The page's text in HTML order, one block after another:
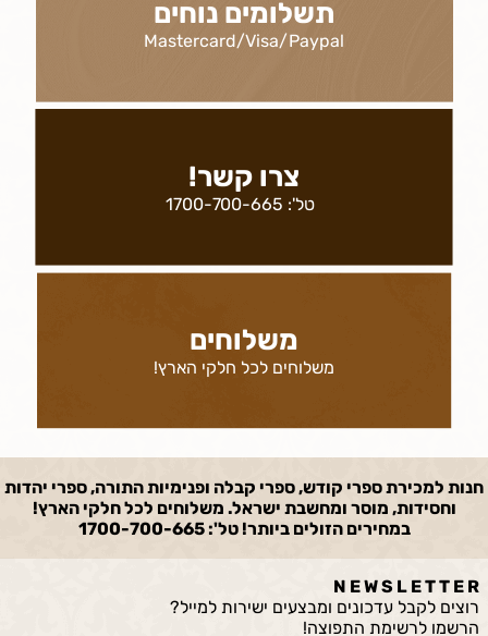
תשלומים נוחים
Mastercard/Visa/Paypal
צרו קשר!
טל': 1700-700-665
משלוחים
משלוחים לכל חלקי הארץ!
חנות למכירת ספרי קודש, ספרי קבלה ופנימיות התורה, ספרי יהדות
וחסידות, מוסר ומחשבת ישראל. משלוחים לכל חלקי הארץ!
במחירים הזולים ביותר! טל': 1700-700-665
N E W S L E T T E R
רוצים לקבל עדכונים ומבצעים ישירות למייל?
הרשמו לרשימת התפוצה!